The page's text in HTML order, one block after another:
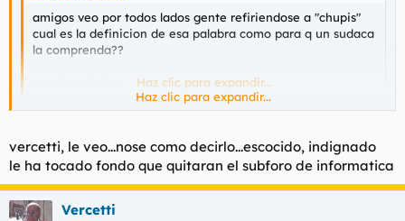
amigos veo por todos lados gente refiriendose a "chupis"
cual es la definicion de esa palabra como para q un sudaca
la comprenda??
Haz clic para expandir...
tolerancia y lameculismo que lleva a un foro a la mediocridad.
También suele acarrear la desaparición de Subforos de
Informática.
Haz clic para expandir...
vercetti, le veo...nose como decirlo...escocido, indignado
le ha tocado fondo que quitaran el subforo de informatica
Vercetti